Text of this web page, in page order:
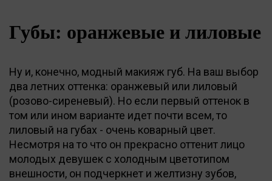
Губы: оранжевые и лиловые
Ну и, конечно, модный макияж губ. На ваш выбор
два летних оттенка: оранжевый или лиловый
(розово-сиреневый). Но если первый оттенок в
том или ином варианте идет почти всем, то
лиловый на губах - очень коварный цвет.
Несмотря на то что он прекрасно оттенит лицо
молодых девушек с холодным цветотипом
внешности, он подчеркнет и желтизну зубов,